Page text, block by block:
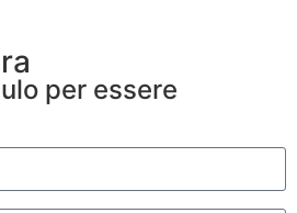
per essere